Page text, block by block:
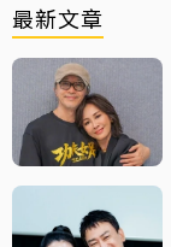
最新文章